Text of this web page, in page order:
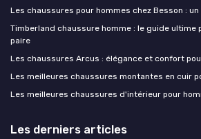
Les chaussures pour hommes chez Besson :
Timberland chaussure homme : le guide ultime
paire
Les chaussures Arcus : élégance et confort
Les meilleures chaussures montantes en cuir
Les meilleures chaussures d'intérieur pour
Les derniers articles